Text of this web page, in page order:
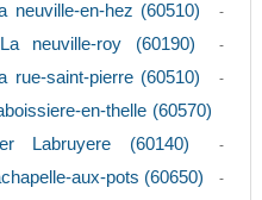
neuville-en-hez (60510) -
neuville-roy (60190) -
rue-saint-pierre (60510) -
en-thelle (60570)
Labruyere (60140) -
aux-pots (60650) -